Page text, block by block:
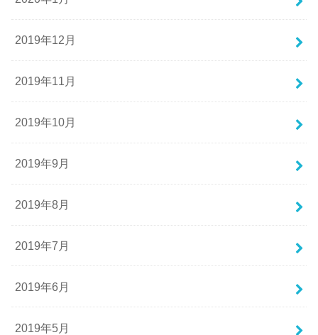
2019年12月
2019年11月
2019年10月
2019年9月
2019年8月
2019年7月
2019年6月
2019年5月